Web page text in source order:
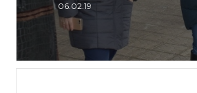
06.02.19